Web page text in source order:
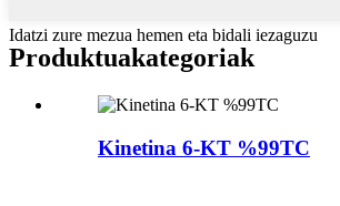
Idatzi zure mezua hemen eta bidali iezaguzu
Produktuakategoriak
Kinetina 6-KT %99TC